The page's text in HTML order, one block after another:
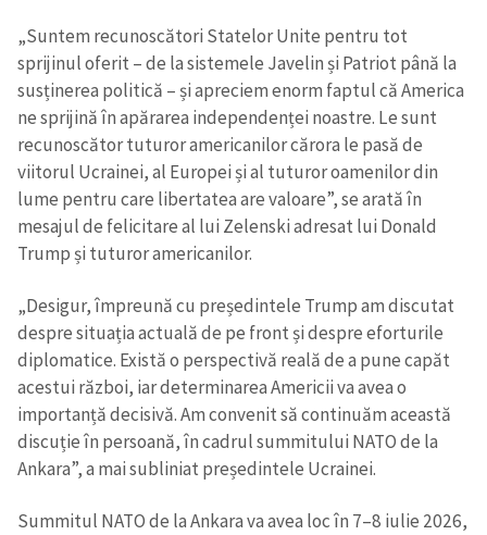
„Suntem recunoscători Statelor Unite pentru tot
sprijinul oferit – de la sistemele Javelin și Patriot până la
susținerea politică – și apreciem enorm faptul că America
ne sprijină în apărarea independenței noastre. Le sunt
recunoscător tuturor americanilor cărora le pasă de
viitorul Ucrainei, al Europei și al tuturor oamenilor din
lume pentru care libertatea are valoare”, se arată în
mesajul de felicitare al lui Zelenski adresat lui Donald
Trump și tuturor americanilor.
„Desigur, împreună cu președintele Trump am discutat
despre situația actuală de pe front și despre eforturile
diplomatice. Există o perspectivă reală de a pune capăt
acestui război, iar determinarea Americii va avea o
importanță decisivă. Am convenit să continuăm această
discuție în persoană, în cadrul summitului NATO de la
Ankara”, a mai subliniat președintele Ucrainei.
Summitul NATO de la Ankara va avea loc în 7–8 iulie 2026,